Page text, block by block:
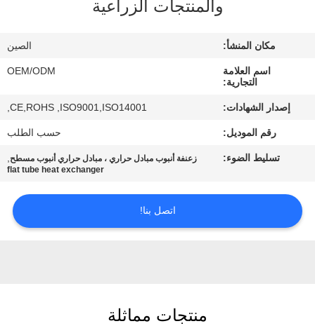
مراقبة
اتصل
حالات
والمنتجات الزراعية
مكان المنشأ: الصين
اسم العلامة
التجارية:
OEM/ODM
إصدار الشهادات: CE,ROHS ,ISO9001,ISO14001,
رقم الموديل: حسب الطلب
تسليط الضوء: زعنفة أنبوب مبادل حراري ، مبادل حراري أنبوب مسطح,
flat tube heat exchanger
اتصل بنا!
منتجات مماثلة